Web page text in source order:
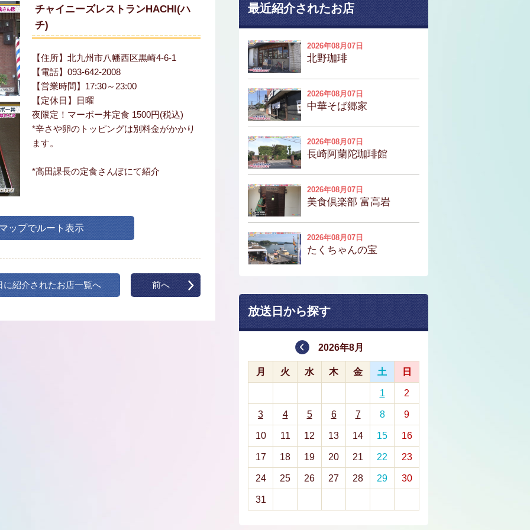
チャイニーズレストランHACHI(ハ
チ)
【住所】北九州市八幡西区黒崎4-6-1
【電話】093-642-2008
【営業時間】17:30～23:00
【定休日】日曜
夜限定！マーボー丼定食 1500円(税込)
*辛さや卵のトッピングは別料金がかかり
ます。
*高田課長の定食さんぽにて紹介
ップでルート表示
に紹介されたお店一覧へ 前へ
最近紹介されたお店
2026年08月07日
北野珈琲
2026年08月07日
中華そば郷家
2026年08月07日
長崎阿蘭陀珈琲館
2026年08月07日
美食倶楽部 富高岩
2026年08月07日
たくちゃんの宝
放送日から探す
2026年8月
月 火 水 木 金 土 日
1 2
3 4 5 6 7 8 9
10 11 12 13 14 15 16
17 18 19 20 21 22 23
24 25 26 27 28 29 30
31